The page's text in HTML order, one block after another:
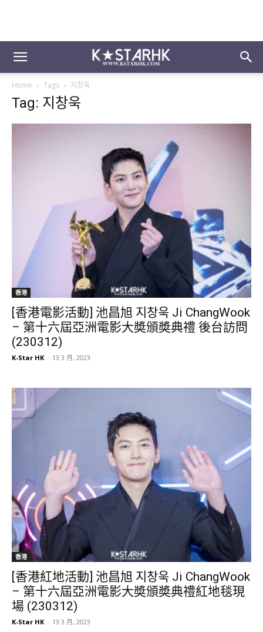
Home Tags 지창욱
Tag: 지창욱
香港
[香港電影活動] 池昌旭 지창욱 Ji ChangWook
– 第十六屆亞洲電影大奬頒奬典禮 後台訪問
(230312)
K-Star HK - 13 3 月, 2023
香港
[香港紅地活動] 池昌旭 지창욱 Ji ChangWook
– 第十六屆亞洲電影大奬頒奬典禮紅地毯現
場 (230312)
K-Star HK - 13 3 月, 2023